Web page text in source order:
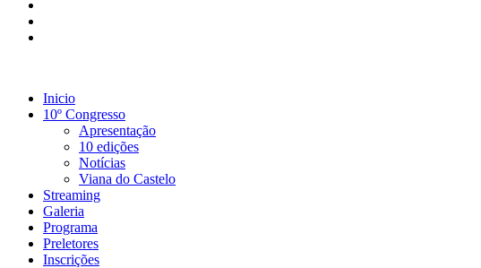
Inicio
10º Congresso
Apresentação
10 edições
Notícias
Viana do Castelo
Streaming
Galeria
Programa
Preletores
Inscrições